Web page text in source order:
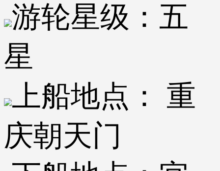
游轮星级： 五
星
上船地点：
重
庆朝天门